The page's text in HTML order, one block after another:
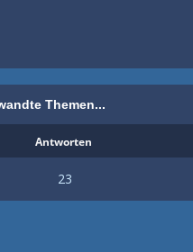
Themen...
Antworten
23